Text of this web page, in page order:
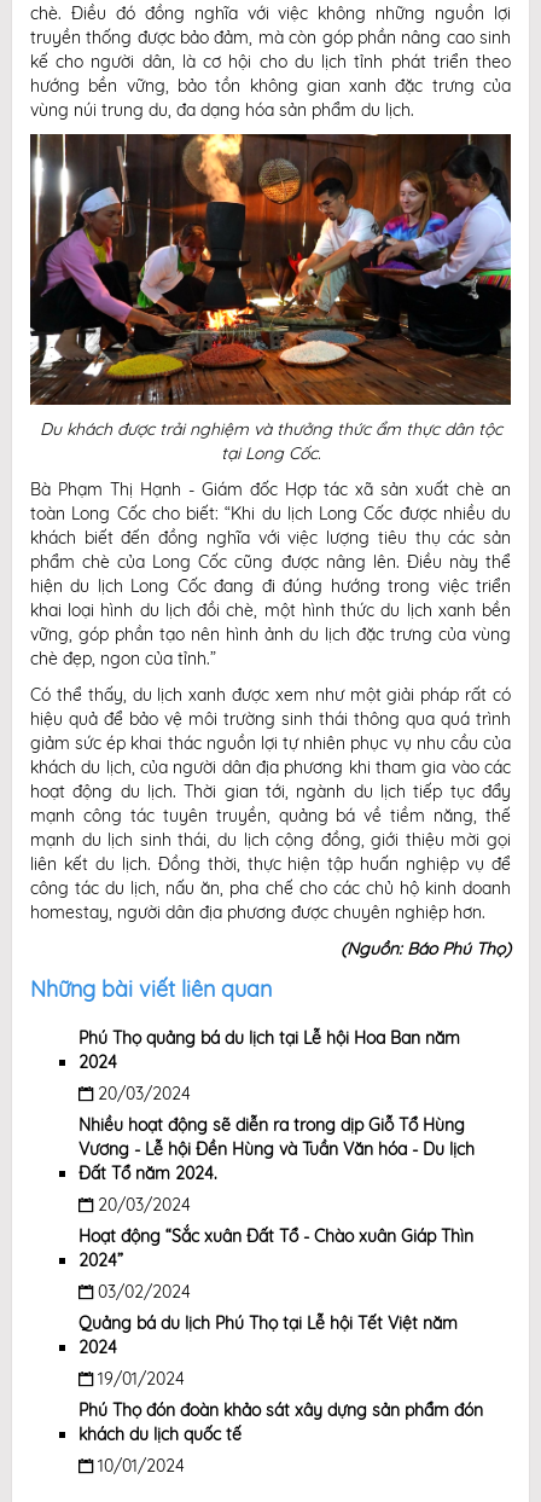
chè. Điều đó đồng nghĩa với việc không những nguồn lợi
truyền thống được bảo đảm, mà còn góp phần nâng cao sinh
kế cho người dân, là cơ hội cho du lịch tỉnh phát triển theo
hướng bền vững, bảo tồn không gian xanh đặc trưng của
vùng núi trung du, đa dạng hóa sản phẩm du lịch.
Du khách được trải nghiệm và thưởng thức ẩm thực dân tộc
tại Long Cốc.
Bà Phạm Thị Hạnh - Giám đốc Hợp tác xã sản xuất chè an
toàn Long Cốc cho biết: “Khi du lịch Long Cốc được nhiều du
khách biết đến đồng nghĩa với việc lượng tiêu thụ các sản
phẩm chè của Long Cốc cũng được nâng lên. Điều này thể
hiện du lịch Long Cốc đang đi đúng hướng trong việc triển
khai loại hình du lịch đồi chè, một hình thức du lịch xanh bền
vững, góp phần tạo nên hình ảnh du lịch đặc trưng của vùng
chè đẹp, ngon của tỉnh.”
Có thể thấy, du lịch xanh được xem như một giải pháp rất có
hiệu quả để bảo vệ môi trường sinh thái thông qua quá trình
giảm sức ép khai thác nguồn lợi tự nhiên phục vụ nhu cầu của
khách du lịch, của người dân địa phương khi tham gia vào các
hoạt động du lịch. Thời gian tới, ngành du lịch tiếp tục đẩy
mạnh công tác tuyên truyền, quảng bá về tiềm năng, thế
mạnh du lịch sinh thái, du lịch cộng đồng, giới thiệu mời gọi
liên kết du lịch. Đồng thời, thực hiện tập huấn nghiệp vụ để
công tác du lịch, nấu ăn, pha chế cho các chủ hộ kinh doanh
homestay, người dân địa phương được chuyên nghiệp hơn.
(Nguồn: Báo Phú Thọ)
Những bài viết liên quan
Phú Thọ quảng bá du lịch tại Lễ hội Hoa Ban năm
2024
20/03/2024
Nhiều hoạt động sẽ diễn ra trong dịp Giỗ Tổ Hùng
Vương - Lễ hội Đền Hùng và Tuần Văn hóa - Du lịch
Đất Tổ năm 2024.
20/03/2024
Hoạt động “Sắc xuân Đất Tổ - Chào xuân Giáp Thìn
2024”
03/02/2024
Quảng bá du lịch Phú Thọ tại Lễ hội Tết Việt năm
2024
19/01/2024
Phú Thọ đón đoàn khảo sát xây dựng sản phẩm đón
khách du lịch quốc tế
10/01/2024